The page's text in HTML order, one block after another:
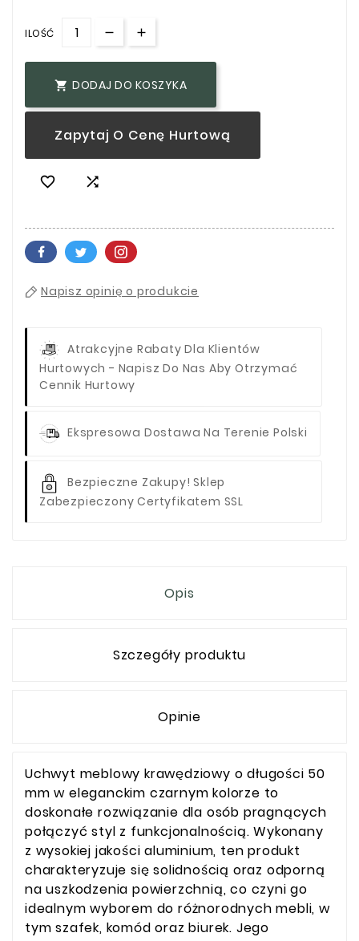
ILOŚĆ
 DODAJ DO KOSZYKA
Zapytaj O Cenę Hurtową
 
Napisz opinię o produkcie
Atrakcyjne Rabaty Dla Klientów
Hurtowych - Napisz Do Nas Aby Otrzymać
Cennik Hurtowy
Ekspresowa Dostawa Na Terenie Polski
Bezpieczne Zakupy! Sklep
Zabezpieczony Certyfikatem SSL
Opis
Szczegóły produktu
Opinie
Uchwyt meblowy krawędziowy o długości 50
mm w eleganckim czarnym kolorze to
doskonałe rozwiązanie dla osób pragnących
połączyć styl z funkcjonalnością. Wykonany
z wysokiej jakości aluminium, ten produkt
charakteryzuje się solidnością oraz odporną
na uszkodzenia powierzchnią, co czyni go
idealnym wyborem do różnorodnych mebli, w
tym szafek, komód oraz biurek. Jego